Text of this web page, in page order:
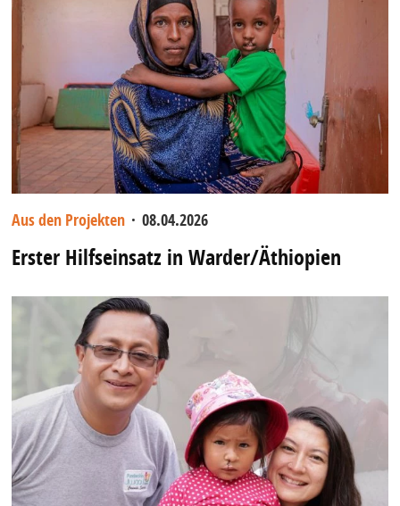
Aus den Projekten · 08.04.2026
Erster Hilfseinsatz in Warder/Äthiopien